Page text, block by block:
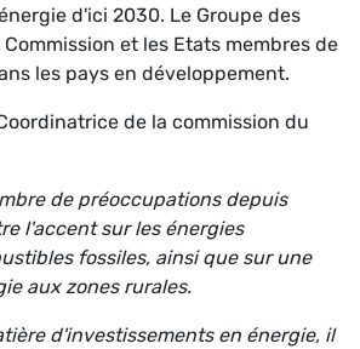
d'ici 2030. Le Groupe des
et les Etats membres de
les pays en développement.
de la commission du
de préoccupations depuis
l'accent sur les énergies
fossiles, ainsi que sur une
aux zones rurales.
d'investissements en énergie, il